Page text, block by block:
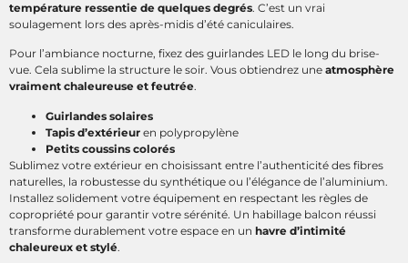
température ressentie de quelques degrés. C’est un vrai
soulagement lors des après-midis d’été caniculaires.
Pour l’ambiance nocturne, fixez des guirlandes LED le long du brise-
vue. Cela sublime la structure le soir. Vous obtiendrez une atmosphère
vraiment chaleureuse et feutrée.
Guirlandes solaires
Tapis d’extérieur en polypropylène
Petits coussins colorés
Sublimez votre extérieur en choisissant entre l’authenticité des fibres
naturelles, la robustesse du synthétique ou l’élégance de l’aluminium.
Installez solidement votre équipement en respectant les règles de
copropriété pour garantir votre sérénité. Un habillage balcon réussi
transforme durablement votre espace en un havre d’intimité
chaleureux et stylé.